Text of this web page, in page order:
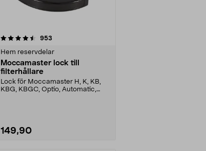
953
Hem reservdelar
Moccamaster lock till
filterhållare
Lock för Moccamaster H, K, KB,
KBG, KBGC, Optio, Automatic,
149,90